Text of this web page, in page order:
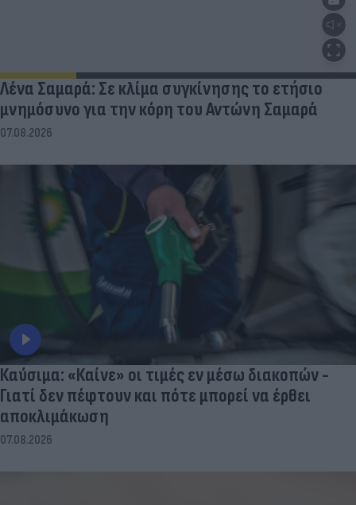
Λένα Σαμαρά: Σε κλίμα συγκίνησης το ετήσιο
μνημόσυνο για την κόρη του Αντώνη Σαμαρά
07.08.2026
Καύσιμα: «Καίνε» οι τιμές εν μέσω διακοπών -
Γιατί δεν πέφτουν και πότε μπορεί να έρθει
αποκλιμάκωση
07.08.2026